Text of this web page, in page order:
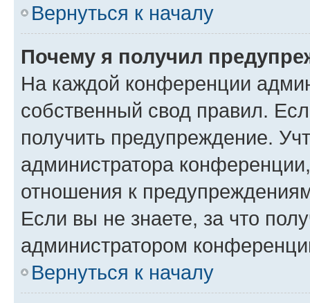
Вернуться к началу
Почему я получил
На каждой конференции
собственный свод правил.
получить предупреждение.
администратора
отношения к
Если вы не знаете, за что
администратором
Вернуться к началу